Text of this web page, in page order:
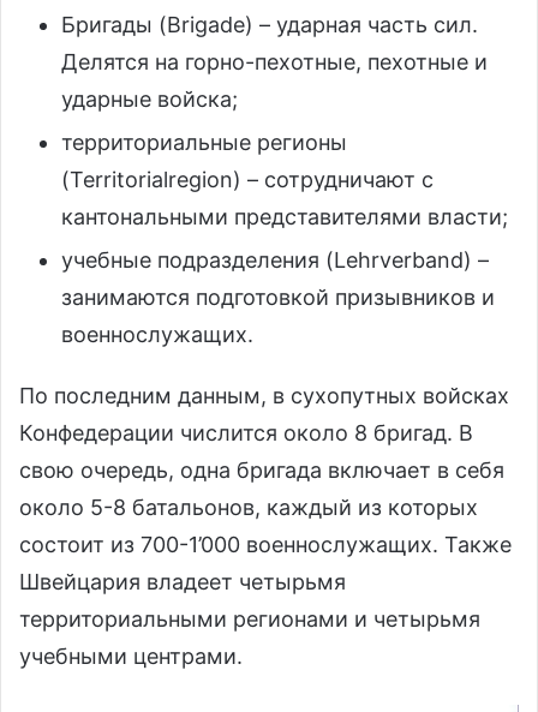
Бригады (Brigade) – ударная часть сил.
Делятся на горно-пехотные, пехотные и
ударные войска;
территориальные регионы
(Territorialregion) – сотрудничают с
кантональными представителями власти;
учебные подразделения (Lehrverband) –
занимаются подготовкой призывников и
военнослужащих.
По последним данным, в сухопутных войсках
Конфедерации числится около 8 бригад. В
свою очередь, одна бригада включает в себя
около 5-8 батальонов, каждый из которых
состоит из 700-1’000 военнослужащих. Также
Швейцария владеет четырьмя
территориальными регионами и четырьмя
учебными центрами.